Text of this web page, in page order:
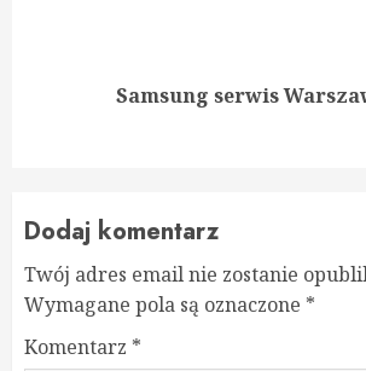
Samsung serwis
Dodaj komentarz
Twój adres email nie zostanie
Wymagane pola są oznaczone *
Komentarz *